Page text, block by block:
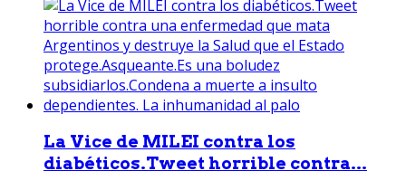
La Vice de MILEI contra los
diabéticos.Tweet horrible contra...